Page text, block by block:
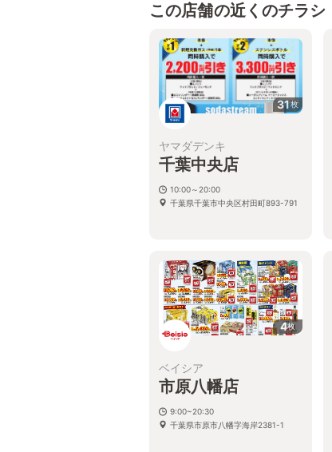
この店舗の近くのチラシ
31枚
ヤマダデンキ
千葉中央店
10:00～20:00
千葉県千葉市中央区村田町893-791
4枚
ベイシア
市原八幡店
9:00~20:30
千葉県市原市八幡字海岸2381-1